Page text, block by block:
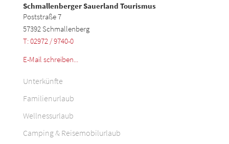
Schmallenberger Sauerland Tourismus
Poststraße 7
57392 Schmallenberg
T: 02972 / 9740-0
E-Mail schreiben...
Unterkünfte
Familienurlaub
Wellnessurlaub
Camping & Reisemobilurlaub